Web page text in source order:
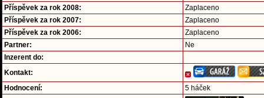
Příspěvek za rok 2008:
Zaplaceno
Příspěvek za rok 2007:
Zaplaceno
Příspěvek za rok 2006:
Zaplaceno
Partner:
Ne
Inzerent do:
Kontakt:
Hodnocení:
5 háček